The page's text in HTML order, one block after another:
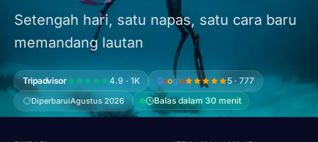
Setengah hari, satu napas, satu cara baru
memandang lautan
Tripadvisor 4.9 · 1K Google 5 · 777
DiperbaruiAgustus 2026 Balas dalam 30 menit